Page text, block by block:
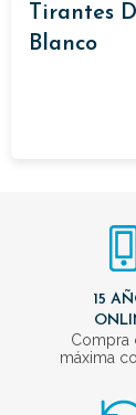
Tirantes
Blanco
15
Compra
máxima